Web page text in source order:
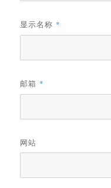
显示名称 *
邮箱 *
网站